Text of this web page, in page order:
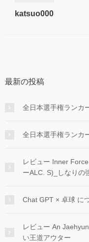
katsuo000
最新の投稿
全日本選手権ラン
全日本選手権ラン
レビュー Inner
ーALC. S)_しなりの
Chat GPT × 卓球 に
レビュー An
い王道アウター